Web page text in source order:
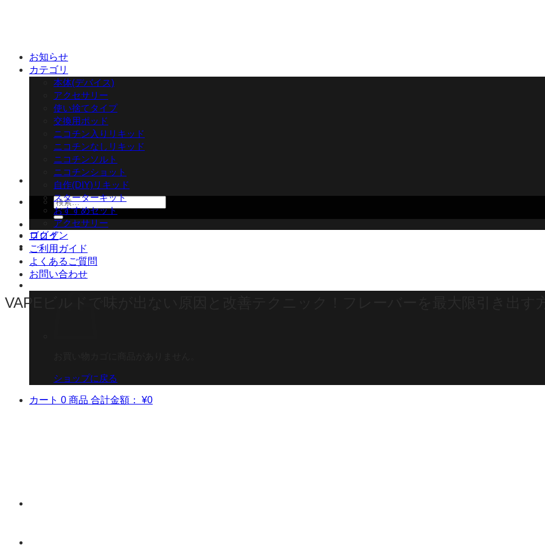
検
索
対
象:
ログイン
ショップに戻る
カート 0 商品 合計金額： ¥0
お知らせ
カテゴリ
本体(デバイス)
アクセサリー
使い捨てタイプ
交換用ポッド
ニコチン入りリキッド
ニコチンなしリキッド
ニコチンソルト
ニコチンショット
自作(DIY)リキッド
スターターキット
おすすめセット
アクセサリー
ブログ
ご利用ガイド
よくあるご質問
お問い合わせ
VAPEビルドで味が出ない原因と改善テクニック！フレーバーを最大限引き出す